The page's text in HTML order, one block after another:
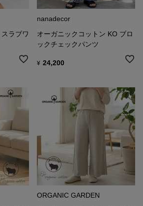
ラブワ
nanadecor
オーガニックコットン KO ブロ
ックチェックパンツ
¥ 24,200
ORGANIC GARDEN